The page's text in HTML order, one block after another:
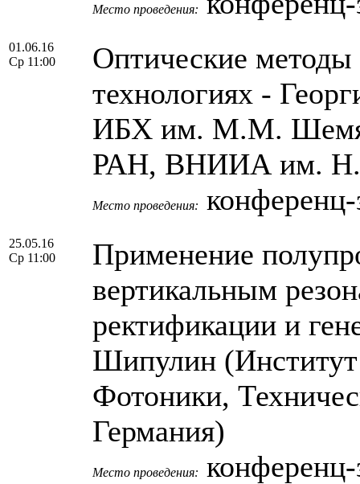
Место проведения:
01.06.16
Ср 11:00
Оптические
технологиях -
ИБХ им. М.М.
РАН, ВНИИА им.
Место проведения:
25.05.16
Ср 11:00
Применение
вертикальным
ректификации и
Шипулин
Фотоники,
Германия)
Место проведения: